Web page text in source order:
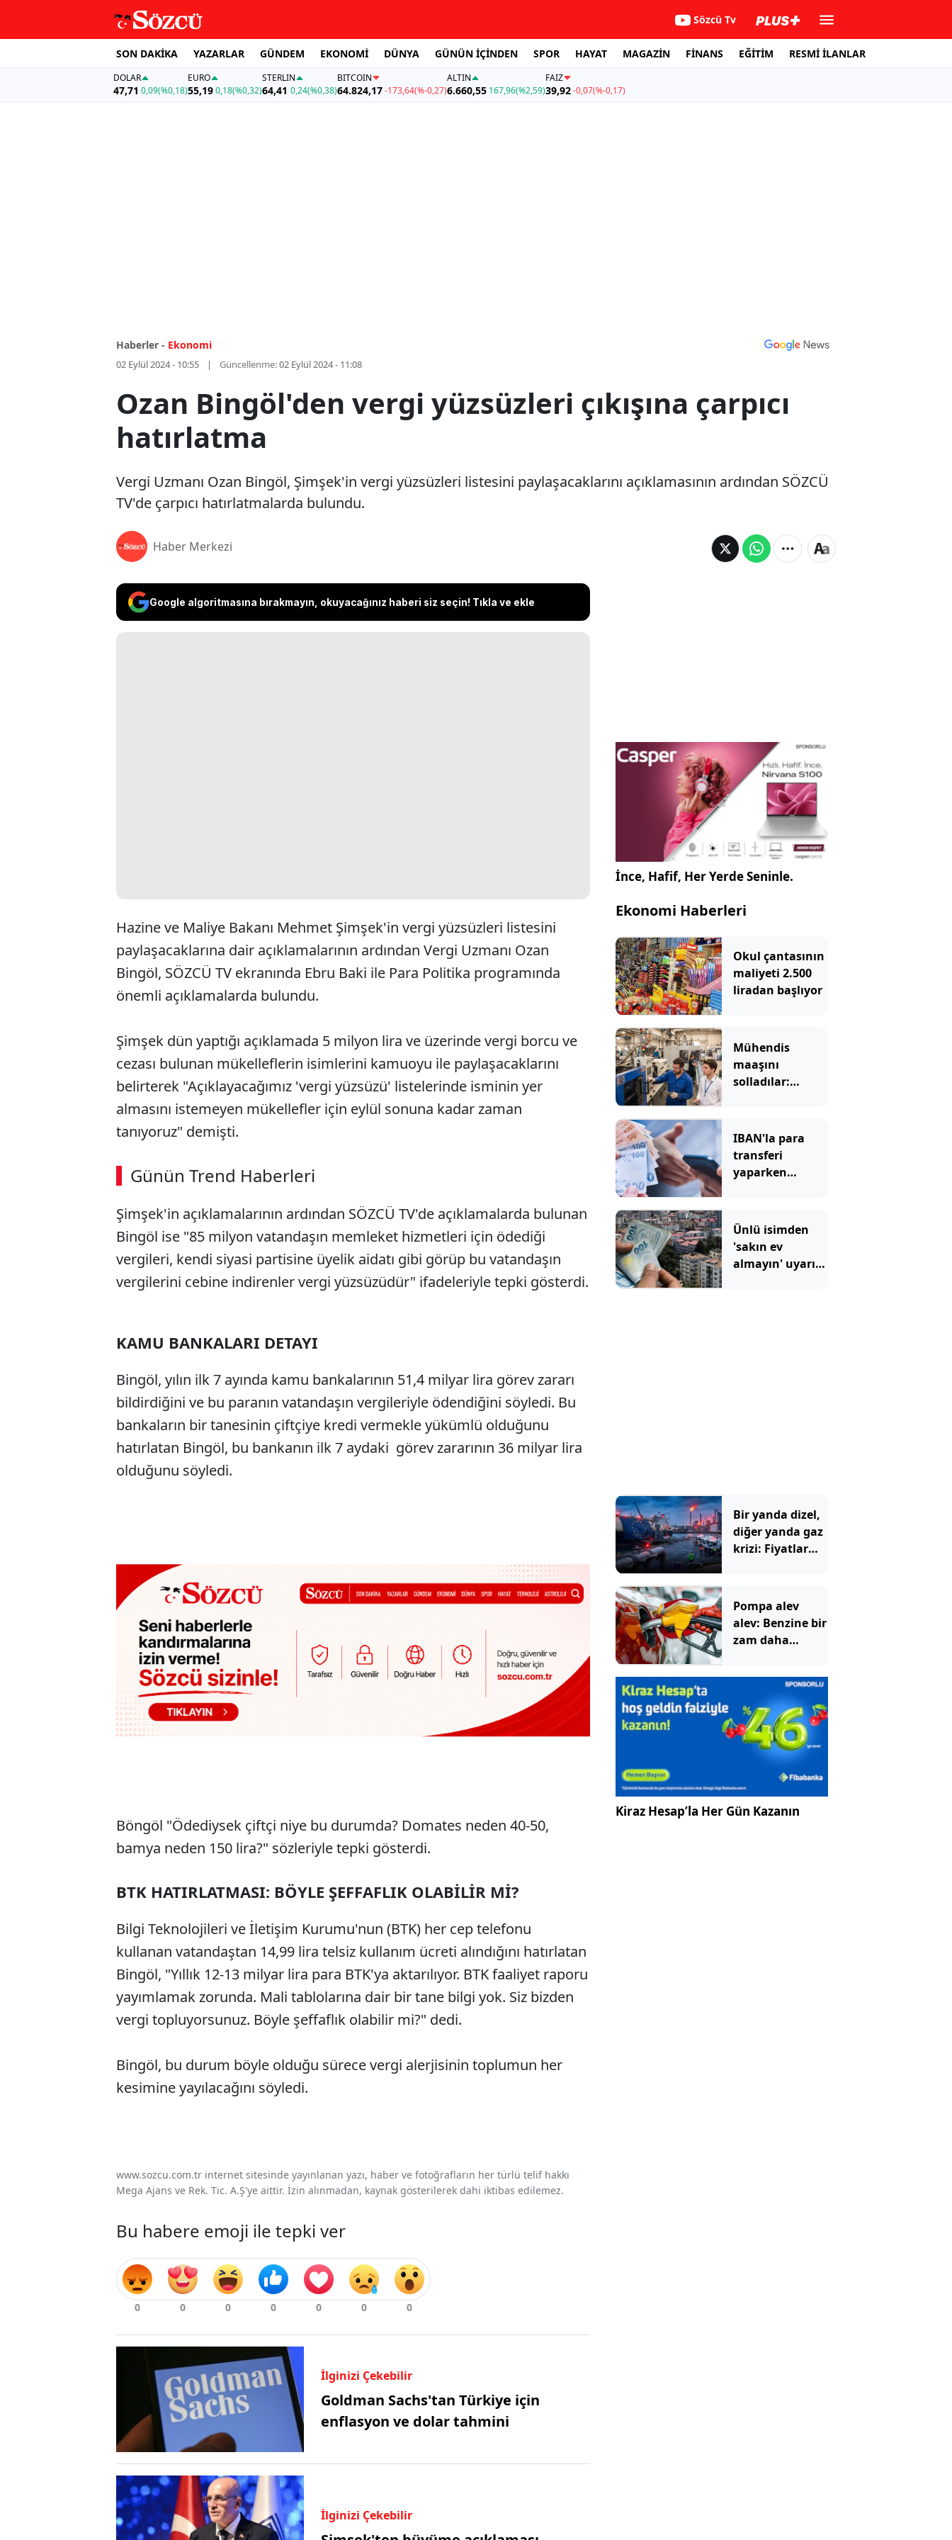
Sözcü Tv
SON DAKİKA YAZARLAR GÜNDEM EKONOMİ DÜNYA GÜNÜN İÇİNDEN SPOR HAYAT MAGAZİN FİNANS EĞİTİM RESMİ İLANLAR
DOLAR
47,71 0,09(%0,18)
EURO
55,19 0,18(%0,32)
STERLIN
64,41 0,24(%0,38)
BITCOIN
64.824,17-173,64(%-0,27)
ALTIN
6.660,55 167,96(%2,59)
FAİZ
39,92-0,07(%-0,17)
Haberler - Ekonomi
02 Eylül 2024 - 10:55 Güncellenme:02 Eylül 2024 - 11:08
Ozan Bingöl'den vergi yüzsüzleri çıkışına çarpıcı
hatırlatma
Vergi Uzmanı Ozan Bingöl, Şimşek'in vergi yüzsüzleri listesini paylaşacaklarını açıklamasının ardından SÖZCÜ
TV'de çarpıcı hatırlatmalarda bulundu.
Haber Merkezi
Google algoritmasına bırakmayın, okuyacağınız haberi siz seçin! Tıkla ve ekle
Hazine ve Maliye Bakanı Mehmet Şimşek'in vergi yüzsüzleri listesini
paylaşacaklarına dair açıklamalarının ardından Vergi Uzmanı Ozan
Bingöl, SÖZCÜ TV ekranında Ebru Baki ile Para Politika programında
önemli açıklamalarda bulundu.
⁠Şimşek dün yaptığı açıklamada 5 milyon lira ve üzerinde vergi borcu ve
cezası bulunan mükelleflerin isimlerini kamuoyu ile paylaşacaklarını
belirterek ⁠"Açıklayacağımız 'vergi yüzsüzü' listelerinde isminin yer
almasını istemeyen mükellefler için eylül sonuna kadar zaman
tanıyoruz" demişti.
Günün Trend Haberleri
Şimşek'in açıklamalarının ardından SÖZCÜ TV'de açıklamalarda bulunan
Bingöl ise "85 milyon vatandaşın memleket hizmetleri için ödediği
vergileri, kendi siyasi partisine üyelik aidatı gibi görüp bu vatandaşın
vergilerini cebine indirenler vergi yüzsüzüdür" ifadeleriyle tepki gösterdi.
KAMU BANKALARI DETAYI
Bingöl, yılın ilk 7 ayında kamu bankalarının 51,4 milyar lira görev zararı
bildirdiğini ve bu paranın vatandaşın vergileriyle ödendiğini söyledi. Bu
bankaların bir tanesinin çiftçiye kredi vermekle yükümlü olduğunu
hatırlatan Bingöl, bu bankanın ilk 7 aydaki görev zararının 36 milyar lira
olduğunu söyledi.
Böngöl "Ödediysek çiftçi niye bu durumda? Domates neden 40-50,
bamya neden 150 lira?" sözleriyle tepki gösterdi.
BTK HATIRLATMASI: BÖYLE ŞEFFAFLIK OLABİLİR Mİ?
Bilgi Teknolojileri ve İletişim Kurumu'nun (BTK) her cep telefonu
kullanan vatandaştan 14,99 lira telsiz kullanım ücreti alındığını hatırlatan
Bingöl, "Yıllık 12-13 milyar lira para BTK'ya aktarılıyor. BTK faaliyet raporu
yayımlamak zorunda. Mali tablolarına dair bir tane bilgi yok. Siz bizden
vergi topluyorsunuz. Böyle şeffaflık olabilir mi?" dedi.
Bingöl, bu durum böyle olduğu sürece vergi alerjisinin toplumun her
kesimine yayılacağını söyledi.
www.sozcu.com.tr internet sitesinde yayınlanan yazı, haber ve fotoğrafların her türlü telif hakkı
Mega Ajans ve Rek. Tic. A.Ş'ye aittir. İzin alınmadan, kaynak gösterilerek dahi iktibas edilemez.
Bu habere emoji ile tepki ver
İlginizi Çekebilir
Goldman Sachs'tan Türkiye için
enflasyon ve dolar tahmini
İlginizi Çekebilir
İnce, Hafif, Her Yerde Seninle.
Ekonomi Haberleri
Okul çantasının
maliyeti 2.500
liradan başlıyor
Mühendis
maaşını
solladılar:
bulamayınca
kıymete bindi
IBAN'la para
transferi
yaparken
bile
düzeltemiyor
Ünlü isimden
'sakın ev
almayın' uyarısı:
Bir yanda dizel,
diğer yanda gaz
krizi: Fiyatlar
Pompa alev
alev: Benzine bir
zam daha
Kiraz Hesap’la Her Gün Kazanın